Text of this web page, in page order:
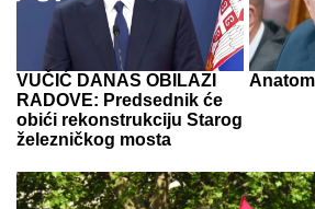
VUČIĆ DANAS OBILAZI
RADOVE: Predsednik će
obići rekonstrukciju Starog
železničkog mosta